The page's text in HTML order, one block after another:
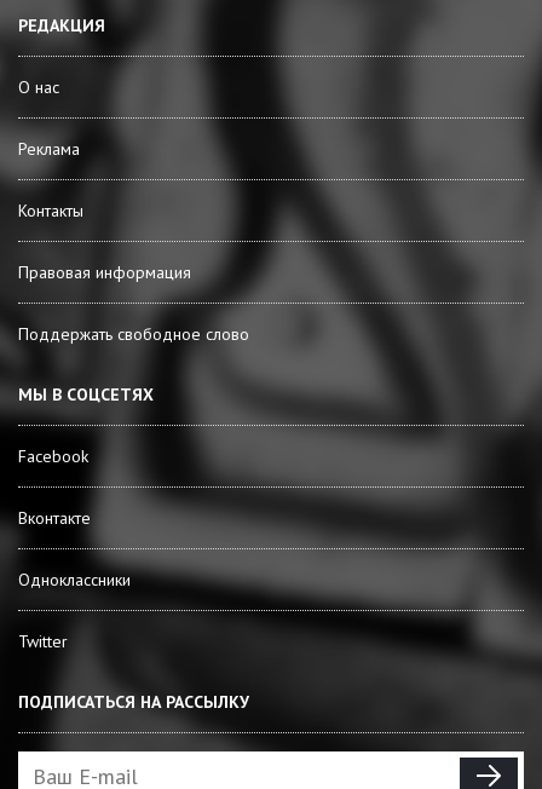
РЕДАКЦИЯ
О нас
Реклама
Контакты
Правовая информация
Поддержать свободное слово
МЫ В СОЦСЕТЯХ
Facebook
Вконтакте
Одноклассники
Twitter
ПОДПИСАТЬСЯ НА РАССЫЛКУ